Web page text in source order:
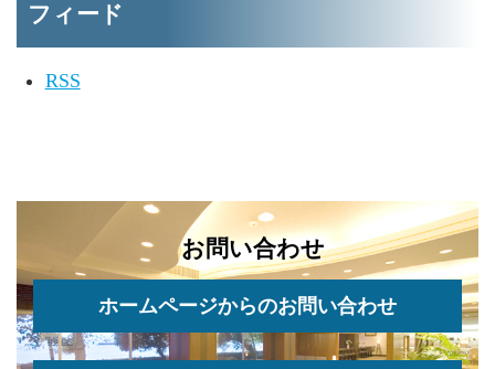
フィード
RSS
お問い合わせ
ホームページからのお問い合わせ